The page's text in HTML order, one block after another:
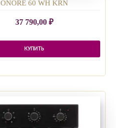
ONORE 60 WH KRN
37 790,00 ₽
КУПИТЬ